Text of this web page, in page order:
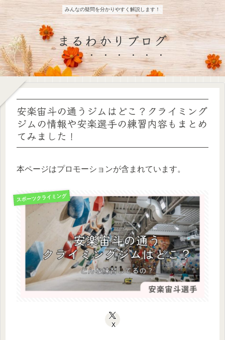
みんなの疑問を分かりやすく解説します！
まるわかりブログ
安楽宙斗の通うジムはどこ？クライミング
ジムの情報や安楽選手の練習内容もまとめ
てみました！
本ページはプロモーションが含まれています。
スポーツクライミング
X